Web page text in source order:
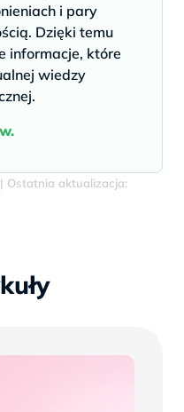
i pary
Dzięki temu
informacje, które
wiedzy
Ostatnia aktualizacja: